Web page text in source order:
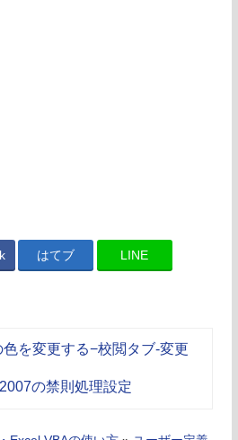
はてブ LINE
を変更する−校閲タブ-変更
の禁則処理設定